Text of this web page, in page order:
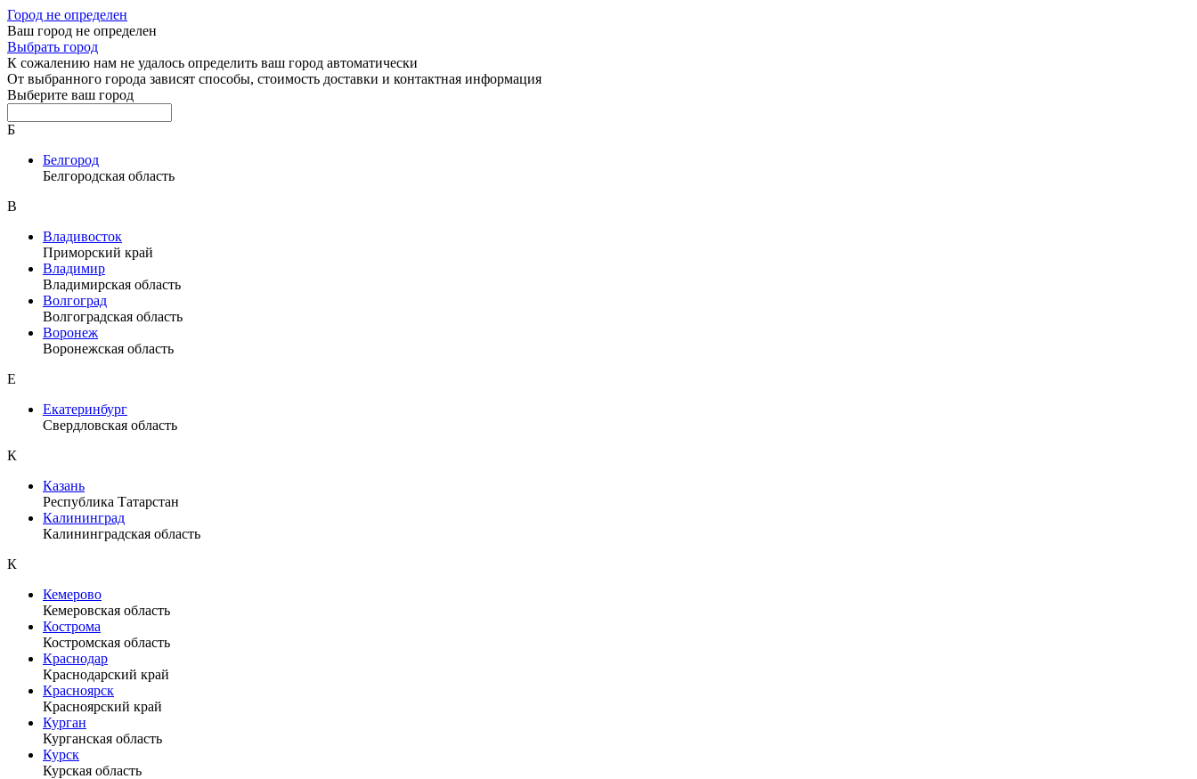
Город не определен
Ваш город не определен
Выбрать город
К сожалению нам не удалось определить ваш город автоматически
От выбранного города зависят способы, стоимость доставки и контактная информация
Выберите ваш город
Б
Белгород
Белгородская область
В
Владивосток
Приморский край
Владимир
Владимирская область
Волгоград
Волгоградская область
Воронеж
Воронежская область
Е
Екатеринбург
Свердловская область
К
Казань
Республика Татарстан
Калининград
Калининградская область
К
Кемерово
Кемеровская область
Кострома
Костромская область
Краснодар
Краснодарский край
Красноярск
Красноярский край
Курган
Курганская область
Курск
Курская область